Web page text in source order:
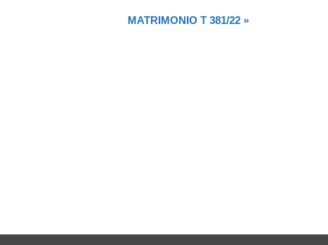
MATRIMONIO T 381/22 »